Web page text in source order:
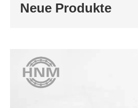
Neue Produkte